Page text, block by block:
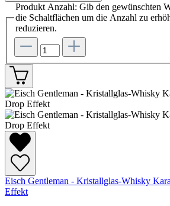
Produkt Anzahl: Gib den gewünschten
die Schaltflächen um die Anzahl zu
reduzieren.
Eisch Gentleman - Kristallglas-Whisky
Effekt